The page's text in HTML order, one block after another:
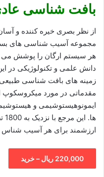
بافت شناسی
از نظر بصری خیره کننده و
مجموعه آسیب شناسی های
هر سیستم ارگان را پوشش می
دانش علمی و تکنولوژیکی در
زمینه های بافت شناسی طبیعی
مقدماتی در مورد میکروسکوپ
ایمونوهیستوشیمی و
ارزشمند برای هر آسیب شناس
220,000 ریال – خرید